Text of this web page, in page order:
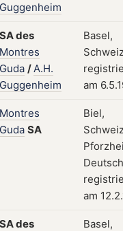
Guggenheim
SAdes
Montres
Guda /A.H.
Guggenheim
Basel,
am
Montres
Guda SA
Biel,
am
SAdes
Basel,